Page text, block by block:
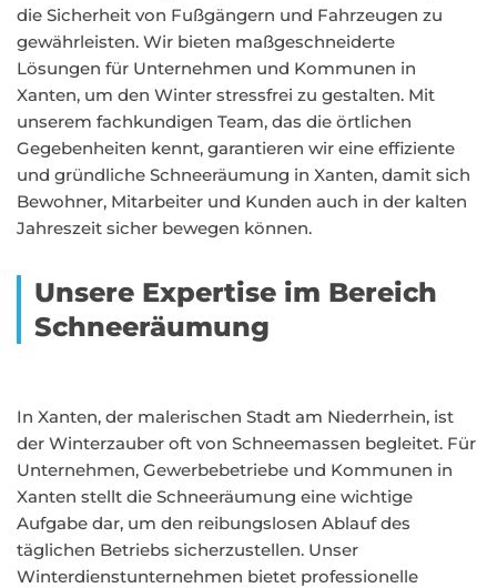
die Sicherheit von Fußgängern und Fahrzeugen zu
gewährleisten. Wir bieten maßgeschneiderte
Lösungen für Unternehmen und Kommunen in
Xanten, um den Winter stressfrei zu gestalten. Mit
unserem fachkundigen Team, das die örtlichen
Gegebenheiten kennt, garantieren wir eine effiziente
und gründliche Schneeräumung in Xanten, damit sich
Bewohner, Mitarbeiter und Kunden auch in der kalten
Jahreszeit sicher bewegen können.
Unsere Expertise im Bereich
Schneeräumung
In Xanten, der malerischen Stadt am Niederrhein, ist
der Winterzauber oft von Schneemassen begleitet. Für
Unternehmen, Gewerbebetriebe und Kommunen in
Xanten stellt die Schneeräumung eine wichtige
Aufgabe dar, um den reibungslosen Ablauf des
täglichen Betriebs sicherzustellen. Unser
Winterdienstunternehmen bietet professionelle